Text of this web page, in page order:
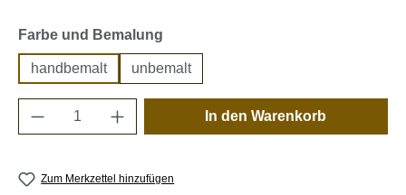
Farbe und Bemalung
handbemalt unbemalt
Produkt Anzahl: Gib den gewünschten
In den Warenkorb
Zum Merkzettel hinzufügen